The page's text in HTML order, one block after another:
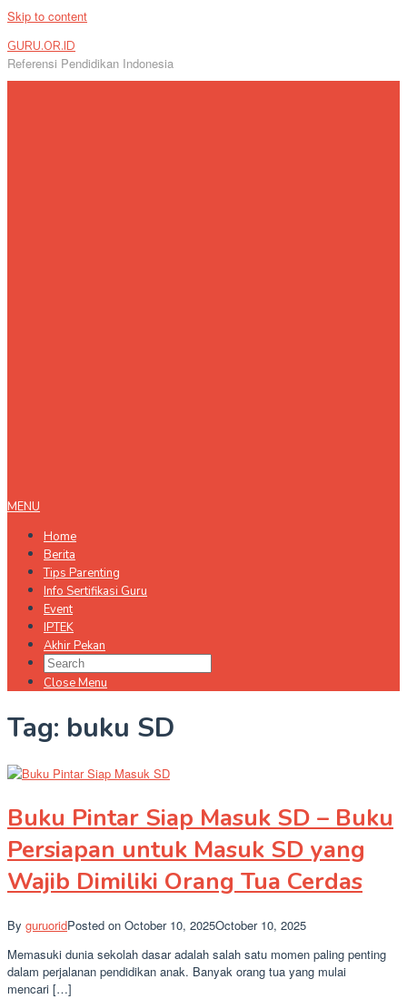
Skip to content
GURU.OR.ID
Referensi Pendidikan Indonesia
MENU
Home
Berita
Tips Parenting
Info Sertifikasi Guru
Event
IPTEK
Akhir Pekan
Close Menu
Tag: buku SD
Buku Pintar Siap Masuk SD – Buku
Persiapan untuk Masuk SD yang
Wajib Dimiliki Orang Tua Cerdas
By guruoridPosted on October 10, 2025October 10, 2025
Memasuki dunia sekolah dasar adalah salah satu momen paling penting
dalam perjalanan pendidikan anak. Banyak orang tua yang mulai
mencari […]